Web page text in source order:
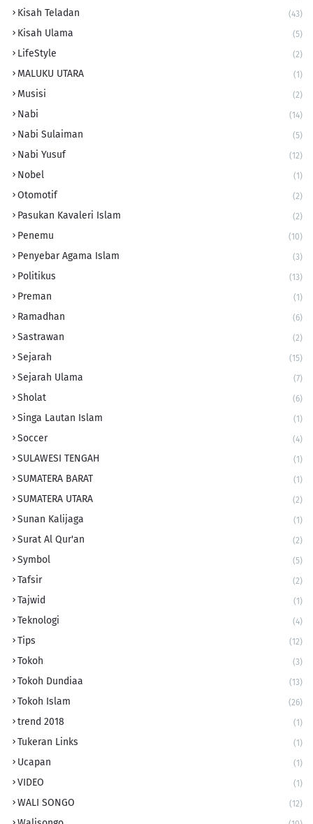
Kisah Teladan (43)
Kisah Ulama (5)
LifeStyle (2)
MALUKU UTARA (1)
Musisi (2)
Nabi (14)
Nabi Sulaiman (5)
Nabi Yusuf (12)
Nobel (1)
Otomotif (2)
Pasukan Kavaleri Islam (2)
Penemu (10)
Penyebar Agama Islam (3)
Politikus (13)
Preman (1)
Ramadhan (6)
Sastrawan (2)
Sejarah (15)
Sejarah Ulama (7)
Sholat (6)
Singa Lautan Islam (1)
Soccer (4)
SULAWESI TENGAH (1)
SUMATERA BARAT (1)
SUMATERA UTARA (2)
Sunan Kalijaga (1)
Surat Al Qur'an (2)
Symbol (5)
Tafsir (2)
Tajwid (1)
Teknologi (4)
Tips (12)
Tokoh (3)
Tokoh Dundiaa (13)
Tokoh Islam (26)
trend 2018 (1)
Tukeran Links (1)
Ucapan (1)
VIDEO (1)
WALI SONGO (12)